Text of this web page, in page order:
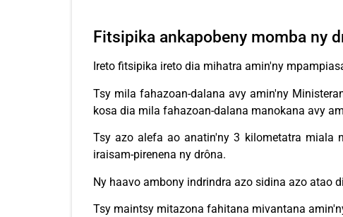
Fitsipika ankapobeny momba ny
Ireto fitsipika ireto dia mihatra amin'ny
Tsy mila fahazoan-dalana avy amin'ny
kosa dia mila fahazoan-dalana manokana avy
Tsy azo alefa ao anatin'ny 3 kilometatra miala
iraisam-pirenena ny drôna.
Ny haavo ambony indrindra azo sidina azo atao
Tsy maintsy mitazona fahitana mivantana